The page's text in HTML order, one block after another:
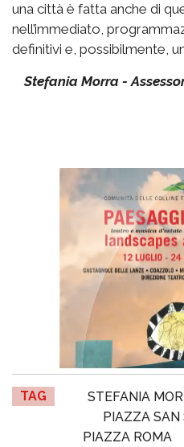
una città è fatta anche di
nell’immediato,
definitivi e, possibilmente,
Stefania Morra -
TAG STEFANIA
PIAZZA SAN
PIAZZA ROMA